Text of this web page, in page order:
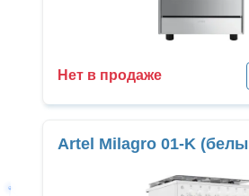
Нет в продаже
Artel Milagro 01-K